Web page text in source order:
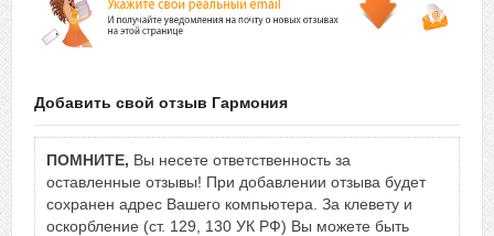
Добавить свой отзыв Гармония
ПОМНИТЕ, Вы несете ответственность за
оставленные отзывы! При добавлении отзыва будет
сохранен адрес Вашего компьютера. За клевету и
оскорбление (ст. 129, 130 УК РФ) Вы можете быть